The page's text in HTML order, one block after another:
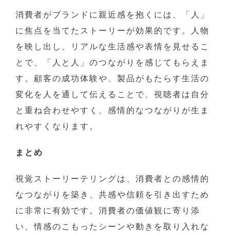
消費者がブランドに親近感を抱くには、「人」
に焦点を当てたストーリーが効果的です。人物
を映し出し、リアルな生活感や表情を見せるこ
とで、「人と人」のつながりを感じてもらえま
す。顧客の成功体験や、製品がもたらす生活の
変化を人を通して伝えることで、視聴者は自分
と重ね合わせやすく、感情的なつながりが生ま
れやすくなります。
まとめ
視覚ストーリーテリングは、消費者との感情的
なつながりを築き、共感や信頼を引き出すため
に非常に有効です。消費者の価値観に寄り添
い、情感のこもったシーンや動きを取り入れな